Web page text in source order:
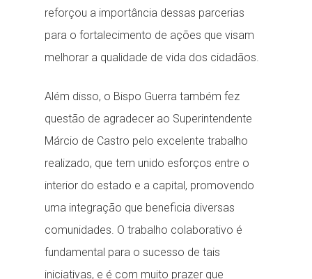
reforçou a importância dessas parcerias
para o fortalecimento de ações que visam
melhorar a qualidade de vida dos cidadãos.
Além disso, o Bispo Guerra também fez
questão de agradecer ao Superintendente
Márcio de Castro pelo excelente trabalho
realizado, que tem unido esforços entre o
interior do estado e a capital, promovendo
uma integração que beneficia diversas
comunidades. O trabalho colaborativo é
fundamental para o sucesso de tais
iniciativas, e é com muito prazer que